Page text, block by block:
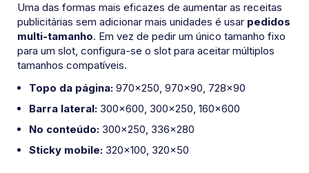
Uma das formas mais eficazes de aumentar as receitas
publicitárias sem adicionar mais unidades é usar pedidos
multi-tamanho. Em vez de pedir um único tamanho fixo
para um slot, configura-se o slot para aceitar múltiplos
tamanhos compatíveis.
Topo da página: 970×250, 970×90, 728×90
Barra lateral: 300×600, 300×250, 160×600
No conteúdo: 300×250, 336×280
Sticky mobile: 320×100, 320×50